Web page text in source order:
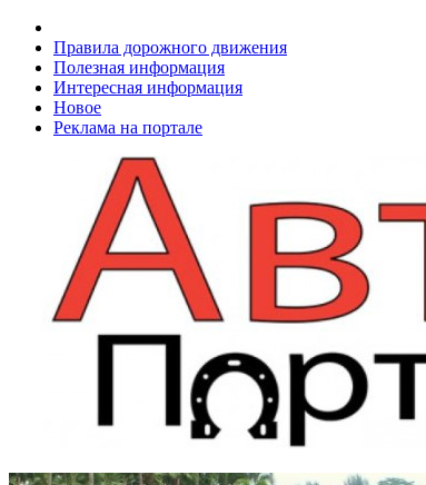
Правила дорожного движения
Полезная информация
Интересная информация
Новое
Реклама на портале